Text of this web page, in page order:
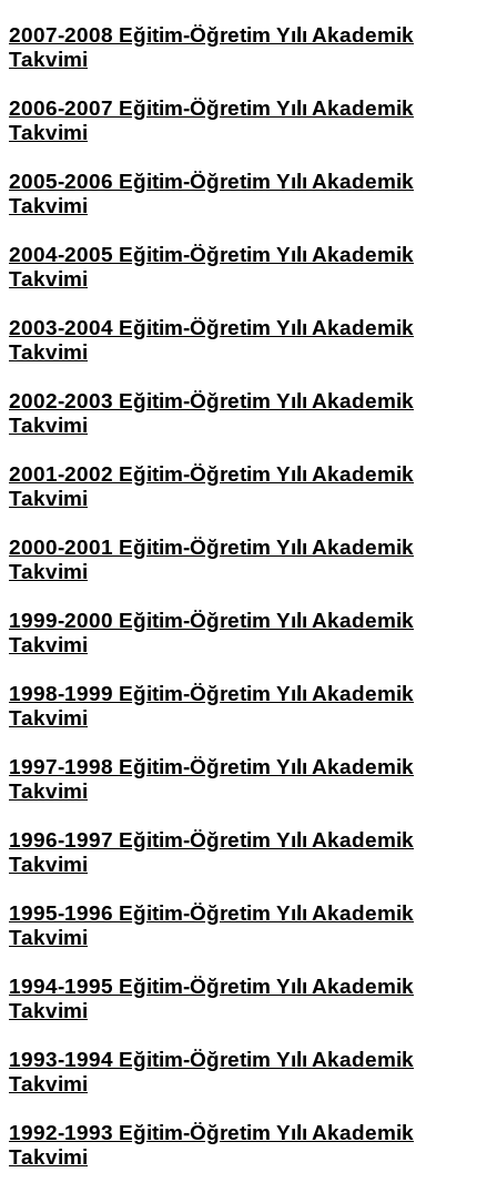
2007-2008 Eğitim-Öğretim Yılı Akademik
Takvimi
2006-2007 Eğitim-Öğretim Yılı Akademik
Takvimi
2005-2006 Eğitim-Öğretim Yılı Akademik
Takvimi
2004-2005 Eğitim-Öğretim Yılı Akademik
Takvimi
2003-2004 Eğitim-Öğretim Yılı Akademik
Takvimi
2002-2003 Eğitim-Öğretim Yılı Akademik
Takvimi
2001-2002 Eğitim-Öğretim Yılı Akademik
Takvimi
2000-2001 Eğitim-Öğretim Yılı Akademik
Takvimi
1999-2000 Eğitim-Öğretim Yılı Akademik
Takvimi
1998-1999 Eğitim-Öğretim Yılı Akademik
Takvimi
1997-1998 Eğitim-Öğretim Yılı Akademik
Takvimi
1996-1997 Eğitim-Öğretim Yılı Akademik
Takvimi
1995-1996 Eğitim-Öğretim Yılı Akademik
Takvimi
1994-1995 Eğitim-Öğretim Yılı Akademik
Takvimi
1993-1994 Eğitim-Öğretim Yılı Akademik
Takvimi
1992-1993 Eğitim-Öğretim Yılı Akademik
Takvimi